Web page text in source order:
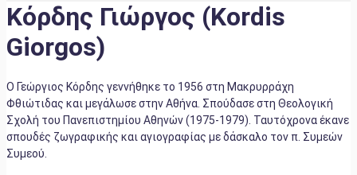
Κόρδης Γιώργος (Kordis
Giorgos)
Ο Γεώργιος Κόρδης γεννήθηκε το 1956 στη Μακρυρράχη
Φθιώτιδας και μεγάλωσε στην Αθήνα. Σπούδασε στη Θεολογική
Σχολή του Πανεπιστημίου Αθηνών (1975-1979). Ταυτόχρονα έκανε
σπουδές ζωγραφικής και αγιογραφίας με δάσκαλο τον π. Συμεών
Συμεού.